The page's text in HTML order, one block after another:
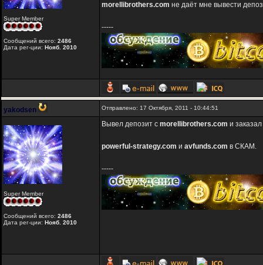
Super Member
Сообщений всего: 2486
Дата рег-ции: Нояб. 2010
morellibrothers.com не даёт мне вывести
-----
yakodsen Отправлено: 17 Октября, 2011 - 10:44:51
Super Member
Сообщений всего: 2486
Дата рег-ции: Нояб. 2010
Вывел депозит с morellibrothers.com и
powerful-strategy.com и avfunds.com в СКАМ.
-----